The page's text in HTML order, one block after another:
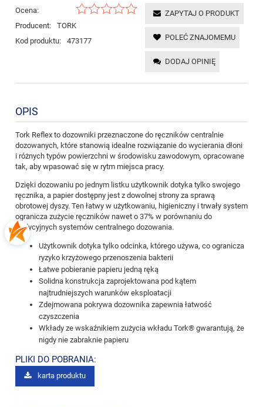
Ocena:
Producent:
TORK
Kod produktu:
473177
ZAPYTAJ O PRODUKT
POLEĆ ZNAJOMEMU
DODAJ OPINIĘ
OPIS
Tork Reflex to dozowniki przeznaczone do ręczników centralnie
dozowanych, które stanowią idealne rozwiązanie do wycierania dłoni
i różnych typów powierzchni w środowisku zawodowym, opracowane
tak, aby wpasować się w rytm miejsca pracy.
Dzięki dozowaniu po jednym listku użytkownik dotyka tylko swojego
ręcznika, a papier dostępny jest z dowolnej strony za sprawą
obrotowej dyszy. Ten łatwy w użytkowaniu, higieniczny i trwały system
ogranicza zużycie ręczników nawet o 37% w porównaniu do
tradycyjnych systemów centralnego dozowania.
Użytkownik dotyka tylko odcinka, którego używa, co ogranicza
ryzyko krzyżowego przenoszenia bakterii
Łatwe pobieranie papieru jedną ręką
Solidna konstrukcja zaprojektowana pod kątem
najtrudniejszych warunków eksploatacji
Zdejmowana pokrywa dozownika zapewnia łatwość
czyszczenia
Wkłady ze wskaźnikiem zużycia wkładu Tork® gwarantują, że
nigdy nie zabraknie papieru
PLIKI DO POBRANIA:
karta produktu